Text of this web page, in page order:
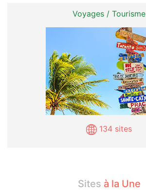
Voyages / Tourisme
134 sites
Sites à la Une